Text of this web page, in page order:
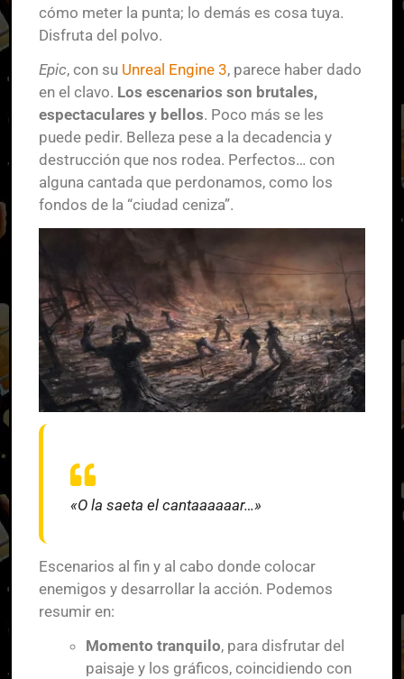
cómo meter la punta; lo demás es cosa tuya.
Disfruta del polvo.
Epic, con su Unreal Engine 3, parece haber dado
en el clavo. Los escenarios son brutales,
espectaculares y bellos. Poco más se les
puede pedir. Belleza pese a la decadencia y
destrucción que nos rodea. Perfectos… con
alguna cantada que perdonamos, como los
fondos de la “ciudad ceniza”.
«O la saeta el cantaaaaaar…»
Escenarios al fin y al cabo donde colocar
enemigos y desarrollar la acción. Podemos
resumir en:
Momento tranquilo, para disfrutar del
paisaje y los gráficos, coincidiendo con